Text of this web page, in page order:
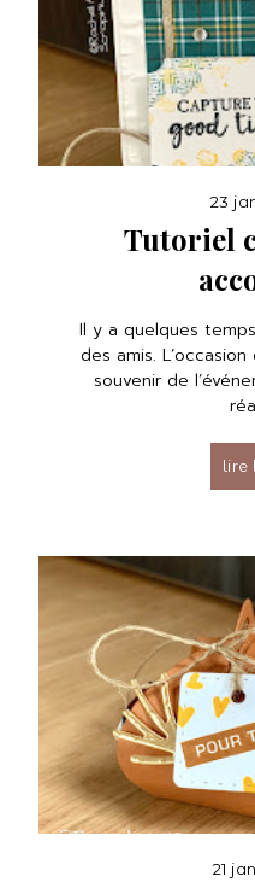
23
Tutoriel
Il y a quelques
des amis.
souvenir de
lire
21